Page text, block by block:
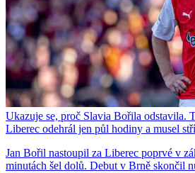
Ukazuje se, proč Slavia Bořila odstavila.
Liberec odehrál jen půl hodiny a musel
Jan Bořil nastoupil za Liberec poprvé v
minutách šel dolů. Debut v Brně skončil